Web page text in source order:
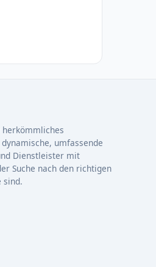
umfassende
Dienstleister mit
Suche nach den richtigen
sind.